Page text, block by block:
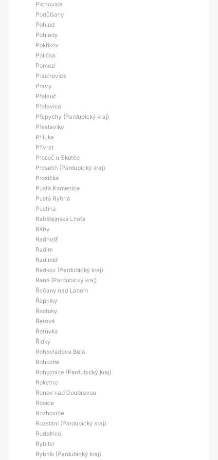
Plchovice
Podůlšany
Pohled
Pohledy
Pokřikov
Polička
Pomezí
Prachovice
Pravy
Přelouč
Přelovice
Přepychy (Pardubický kraj)
Přestavlky
Příluka
Přívrat
Proseč u Skutče
Prosetín (Pardubický kraj)
Prosíčka
Pustá Kamenice
Pustá Rybná
Pustina
Rabštejnská Lhota
Ráby
Radhošť
Radim
Radiměř
Radkov (Pardubický kraj)
Raná (Pardubický kraj)
Řečany nad Labem
Řepníky
Řestoky
Řetová
Řetůvka
Řídký
Rohovládova Bělá
Rohozná
Rohoznice (Pardubický kraj)
Rokytno
Ronov nad Doubravou
Rosice
Rozhovice
Rozstání (Pardubický kraj)
Rudoltice
Rybitví
Rybník (Pardubický kraj)